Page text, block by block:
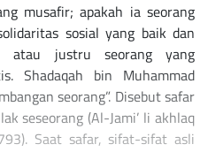
musafir; apakah ia seorang
sosial yang baik dan
atau justru seorang yang
Shadaqah bin Muhammad
seorang”. Disebut safar
seseorang (Al-Jami’ li akhlaq
Saat safar, sifat-sifat asli